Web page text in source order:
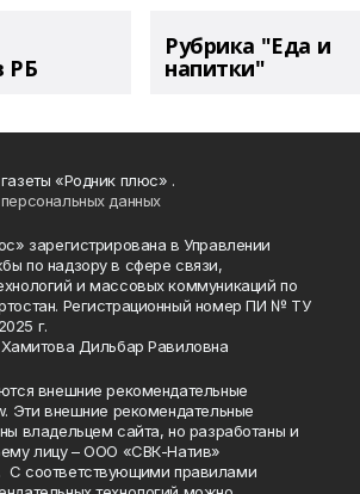
РБ
Рубрика "Еда и
напитки"
«Родник плюс» .
данных
зарегистрирована в Управлении
по надзору в сфере связи,
и массовых коммуникаций по
Регистрационный номер ПИ № ТУ
г.
Дильбар Равиловна
внешние рекомендательные
Эти внешние рекомендательные
владельцем сайта, но разработаны и
лицу – ООО «СВК-Натив»
С соответствующими правилами